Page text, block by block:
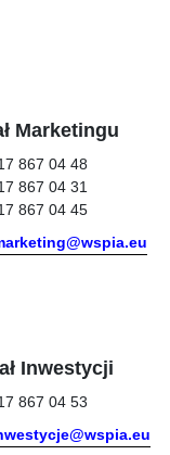
Marketingu
867 04 48
867 04 31
867 04 45
Inwestycji
867 04 53